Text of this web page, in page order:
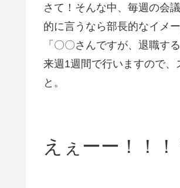
さて！そんな中、毎週の会
的に言うなら部長的なイメ
「〇〇さんですが、退職す
来週1週間で行いますので、
と。
えぇーー！！